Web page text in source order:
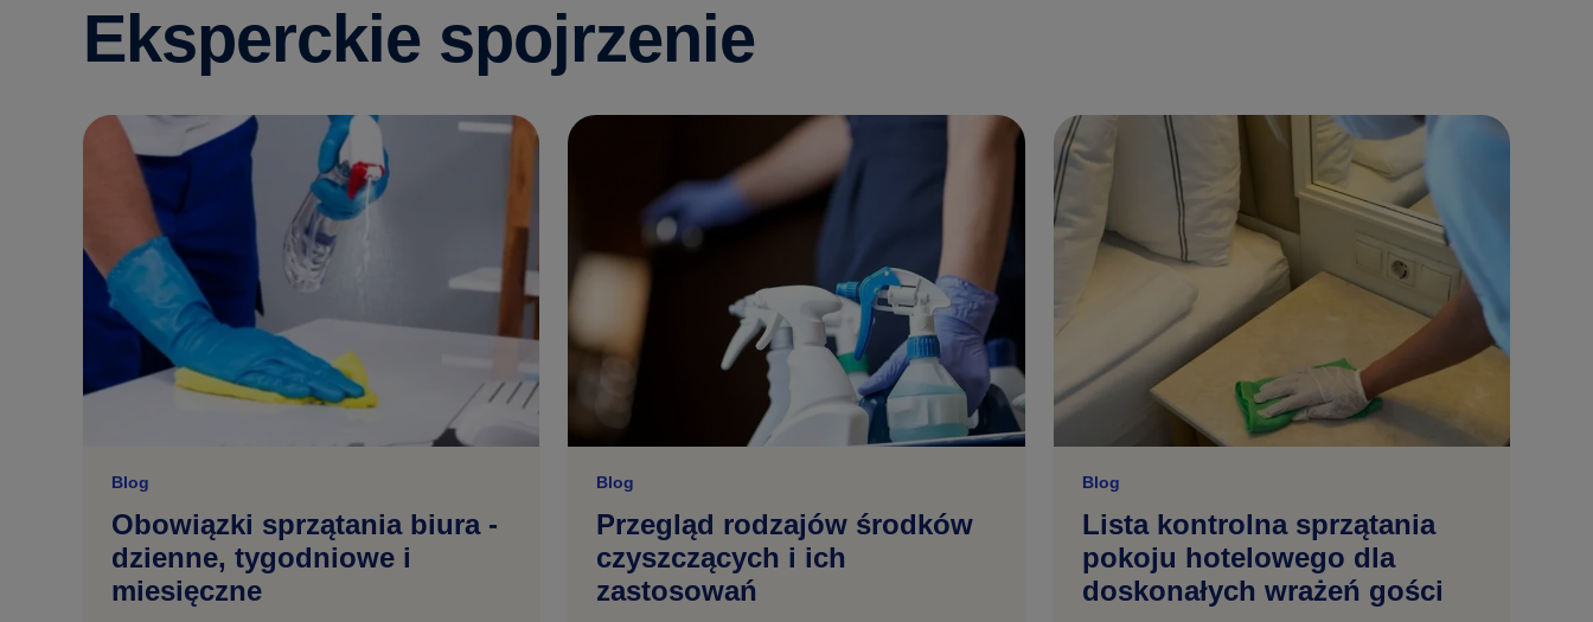
Eksperckie spojrzenie
Blog
Obowiązki sprzątania biura -
dzienne, tygodniowe i
miesięczne
Blog
Przegląd rodzajów środków
czyszczących i ich
zastosowań
Blog
Lista kontrolna sprzątania
pokoju hotelowego dla
doskonałych wrażeń gości